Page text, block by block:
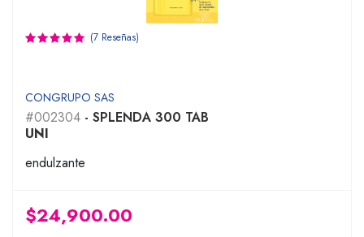
(7 Reseñas)
CONGRUPO SAS
#002304 - SPLENDA 300 TAB
UNI
endulzante
$24,900.00